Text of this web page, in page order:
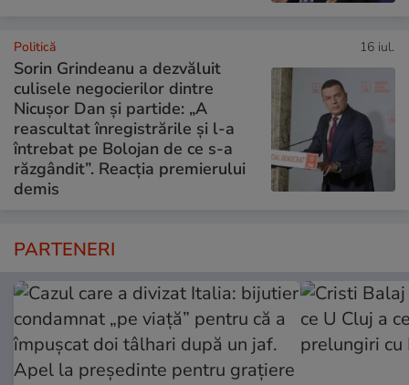
Politică 16 iul.
Sorin Grindeanu a dezvăluit
culisele negocierilor dintre
Nicușor Dan și partide: „A
reascultat înregistrările și l-a
întrebat pe Bolojan de ce s-a
răzgândit”. Reacția premierului
demis
PARTENERI